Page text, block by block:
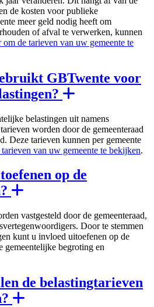
de kosten voor publieke
meer geld nodig heeft om
of afval te verwerken, kunnen
de tarieven van uw gemeente te
GBTwente voor
belastingen uit namens
worden door de gemeenteraad
Deze tarieven kunnen per gemeente
van uw gemeente te bekijken.
op de
vastgesteld door de gemeenteraad,
Door te stemmen
kunt u invloed uitoefenen op de
gemeentelijke begroting en
de belastingtarieven